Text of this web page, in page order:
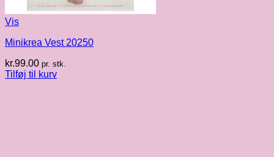
Vis
Minikrea Vest 20250
kr.99.00 pr. stk.
Tilføj til kurv